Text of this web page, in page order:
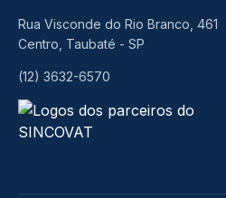
Rua Visconde do Rio Branco, 461
Centro, Taubaté - SP
(12) 3632-6570